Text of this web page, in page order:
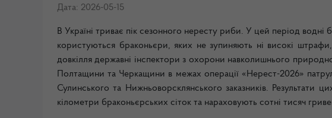
Дата: 2026-05-15
В Україні триває пік сезонного нересту риби. У цей період
користуються браконьєри, яких не зупиняють ні високі штрафи,
довкілля державні інспектори з охорони навколишнього
Полтащини та Черкащини в межах операції «Нерест-2026»
Сулинського та Нижньоворсклянського заказників. Результати
кілометри браконьєрських сіток та нараховують сотні тисяч